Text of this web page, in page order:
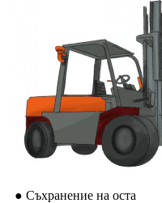
● Съхранение на оста